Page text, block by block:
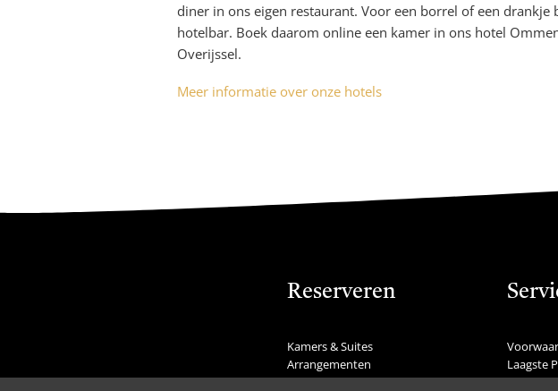
diner in ons eigen restaurant. Voor een borrel of een
hotelbar. Boek daarom online een kamer in ons hotel
Overijssel.
Meer informatie over onze hotels
Reserveren
Kamers & Suites
Arrangementen
Feestdagen
Laagste